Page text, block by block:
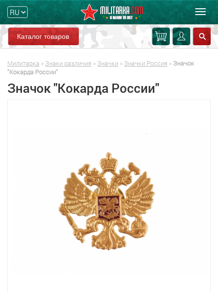
Каталог товаров
Милитарка » Знаки различия » Значки » Значки Россия » Значок
"Кокарда России"
Значок "Кокарда России"